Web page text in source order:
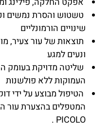
טשטוש והסרת נמשים
שינויים הורמונליים
תוצאות של עור צעיר,
ונעים למגע
שליטה מדויקת בעומק
העמוקות ללא פולשנות
הטיפול מבוצע על ידי
המטפלים בהצערת עור
PICOLO .